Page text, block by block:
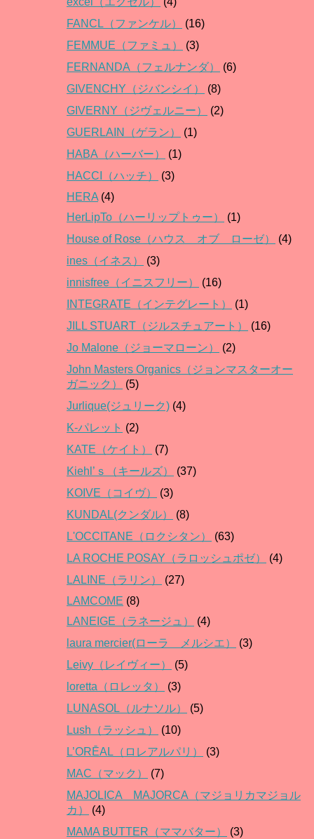
FANCL（ファンケル）
(16)
FEMMUE（ファミュ）
(3)
FERNANDA（フェルナンダ）
(6)
GIVENCHY（ジバンシイ）
(8)
GIVERNY（ジヴェルニー）
(2)
GUERLAIN（ゲラン）
(1)
HABA（ハーバー）
(1)
HACCI（ハッチ）
(3)
HERA(4)
HerLipTo（ハーリップトゥー）
(1)
House of Rose（ハウス オブ ローゼ）
(4)
ines（イネス）
(3)
innisfree（イニスフリー）
(16)
INTEGRATE（インテグレート）
(1)
JILL STUART（ジルスチュアート）
(16)
Jo Malone（ジョーマローン）
(2)
John Masters Organics（ジョンマスターオー
ガニック）
(5)
Jurlique(ジュリーク) (4)
K-パレット (2)
KATE（ケイト）
(7)
Kiehl’ｓ（キールズ）
(37)
KOIVE（コイヴ）
(3)
KUNDAL(クンダル）
(8)
L'OCCITANE（ロクシタン）
(63)
LA ROCHE POSAY（ラロッシュポゼ）
(4)
LALINE（ラリン）
(27)
LAMCOME (8)
LANEIGE（ラネージュ）
(4)
laura mercier(ローラ メルシエ）
(3)
Leivy（レイヴィー）
(5)
loretta（ロレッタ）
(3)
LUNASOL（ルナソル）
(5)
Lush（ラッシュ）
(10)
L’ORĒAL（ロレアルパリ）
(3)
MAC（マック）
(7)
MAJOLICA MAJORCA（マジョリカマジョル
カ）
(4)
MAMA BUTTER（ママバター）
(3)